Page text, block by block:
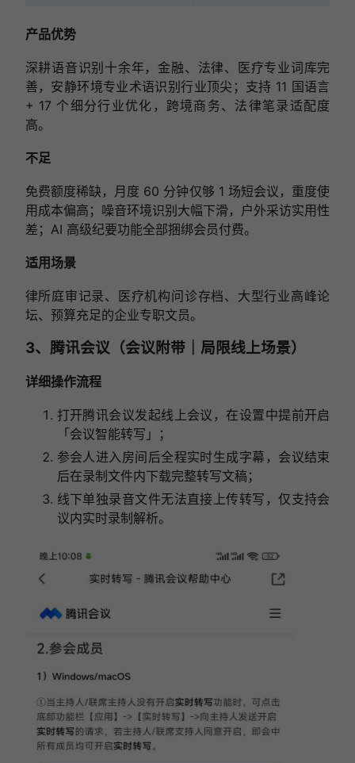
产品优势
深耕语音识别十余年，金融、法律、医疗专业词库完
善，安静环境专业术语识别行业顶尖；支持 11 国语言
+ 17 个细分行业优化，跨境商务、法律笔录适配度
高。
不足
免费额度稀缺，月度 60 分钟仅够 1 场短会议，重度使
用成本偏高；噪音环境识别大幅下滑，户外采访实用性
差；AI 高级纪要功能全部捆绑会员付费。
适用场景
律所庭审记录、医疗机构问诊存档、大型行业高峰论
坛、预算充足的企业专职文员。
3、腾讯会议（会议附带｜局限线上场景）
详细操作流程
打开腾讯会议发起线上会议，在设置中提前开启
「会议智能转写」；
参会人进入房间后全程实时生成字幕，会议结束
后在录制文件内下载完整转写文稿；
线下单独录音文件无法直接上传转写，仅支持会
议内实时录制解析。